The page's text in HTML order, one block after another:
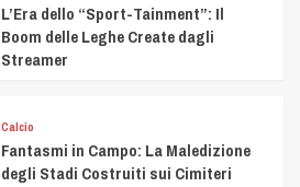
L’Era dello “Sport-Tainment”: Il
Boom delle Leghe Create dagli
Streamer
Calcio
Fantasmi in Campo: La Maledizione
degli Stadi Costruiti sui Cimiteri